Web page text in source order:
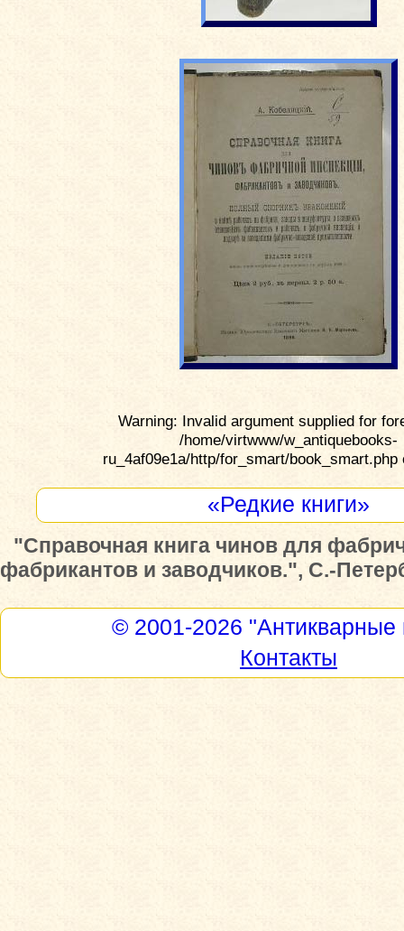
Warning: Invalid argument supplied for
/home/virtwww/w_antiquebooks-
ru_4af09e1a/http/for_smart/book_smart.php
«Редкие книги»
"Справочная книга чинов для
фабрикантов и заводчиков.", С.-
© 2001-2026 "Антикварные
Контакты